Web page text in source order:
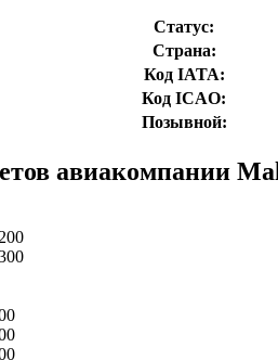
Статус:
Страна:
Код IATA:
Код ICAO:
Позывной:
авиакомпании